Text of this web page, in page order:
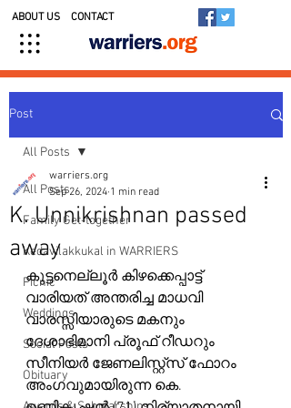
ABOUT US CONTACT
Post
All Posts
Family Get-together
Kedavilakkukal in WARRIERS
Picnic
Weddings
Social Posts
Obituary
All Posts
K. Unnikrishnan passed
away
warriers.org
Sep 26, 2024 1 min read
കുട്ടനെല്ലൂർ കിഴക്കെപ്പാട്ട്
വാരിയത് അന്തരിച്ച മാധവി
വാരസ്സിയാരുടെ മകനും
ദേശാഭിമാനി പ്രൂഫ് റീഡറും
സീനിയർ ജേണലിസ്റ്റ്സ് ഫോറം
അംഗവുമായിരുന്ന കെ.